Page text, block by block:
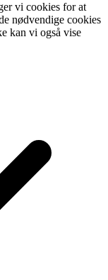
vi cookies for at
nødvendige cookies
kan vi også vise